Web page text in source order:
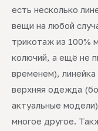
есть несколько
вещи на любой
трикотаж из 100%
колючий, а ещё не
временем),
верхняя одежда
актуальные
многое другое.